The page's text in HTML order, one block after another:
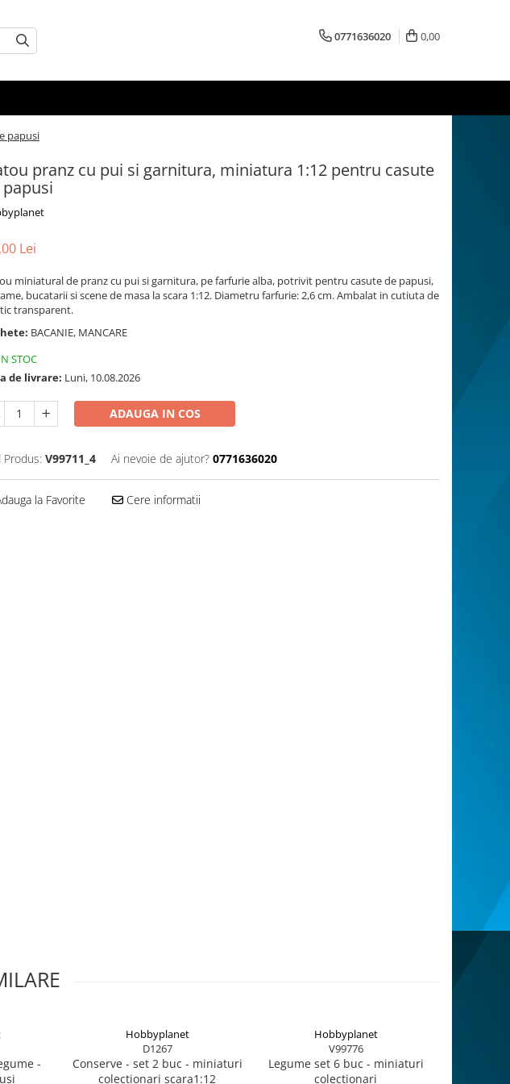
0771636020 0,00
papusi
pranz cu pui si garnitura, miniatura 1:12 pentru casute
papusi
Lei
miniatural de pranz cu pui si garnitura, pe farfurie alba, potrivit pentru casute de papusi,
bucatarii si scene de masa la scara 1:12. Diametru farfurie: 2,6 cm. Ambalat in cutiuta de
transparent.
BACANIE, MANCARE
STOC
de livrare: Luni, 10.08.2026
ADAUGA IN COS
Produs: V99711_4 Ai nevoie de ajutor? 0771636020
la Favorite Cere informatii
-
Hobbyplanet
D1267
Conserve - set 2 buc - miniaturi
colectionari scara1:12
Hobbyplanet
V99776
Legume set 6 buc - miniaturi
colectionari